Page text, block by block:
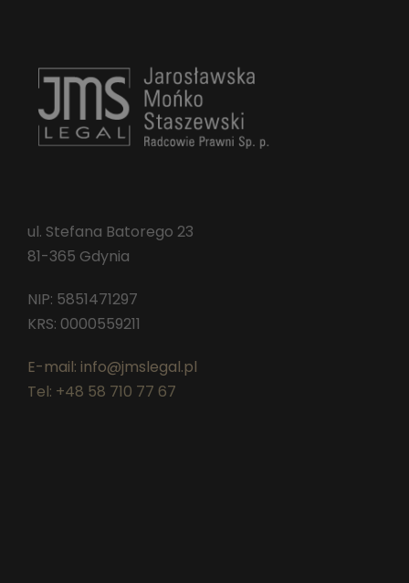
ul. Stefana Batorego 23
81-365 Gdynia
NIP: 5851471297
KRS: 0000559211
E-mail: info@jmslegal.pl
Tel: +48 58 710 77 67